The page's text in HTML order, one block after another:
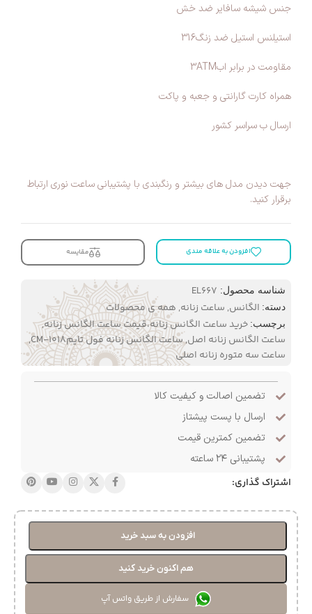
جنس شیشه سافایر ضد خش
استیلنس استیل ضد زنگ316
مقاومت در برابر اب3ATM
همراه کارت گارانتی و جعبه و پاکت
ارسال ب سراسر کشور
جهت دیدن مدل های بیشتر و رنگبندی با پشتیبانی ساعت نوری ارتباط
برقرار کنید.
افزودن به علاقه مندی مقایسه
شناسه محصول: EL667
دسته: الگانس, ساعت زنانه, همه ی محصولات
برچسب: خرید ساعت الگانس زنانه،قیمت ساعت الگانس زنانه,
ساعت الگانس زنانه اصل,ساعت الگانس زنانه فول تایمCM-1018
,
ساعت سه متوره زنانه اصلی
تضمین اصالت و کیفیت کالا
ارسال با پست پیشتاز
تضمین کمترین قیمت
پشتیبانی ۲۴ ساعته
اشتراک گذاری:
افزودن به سبد خرید
هم اکنون خرید کنید
سفارش از طریق واتس آپ